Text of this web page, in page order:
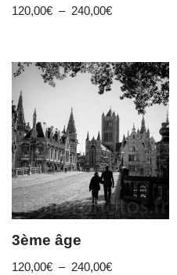
120,00€ – 240,00€
3ème âge
120,00€ – 240,00€